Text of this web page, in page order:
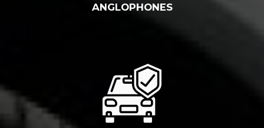
ANGLOPHONES